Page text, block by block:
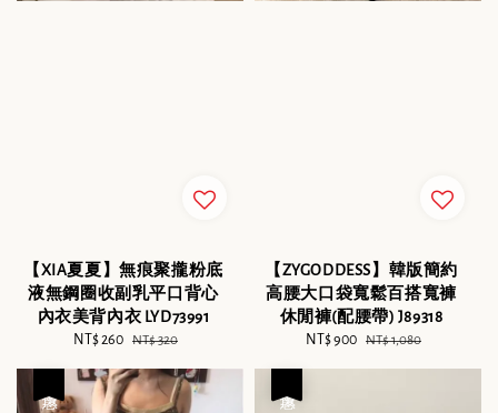
【XIA夏夏】無痕聚攏粉底
液無鋼圈收副乳平口背心
內衣美背內衣 LYD73991
Sale
NT$ 260 Regular
NT$ 320
【ZYGODDESS】韓版簡約
高腰大口袋寬鬆百搭寬褲
休閒褲(配腰帶) J89318
Sale
NT$ 900 Regular
NT$ 1,080